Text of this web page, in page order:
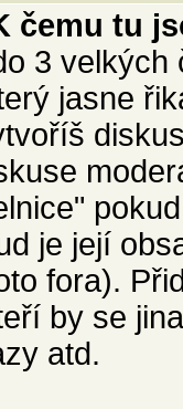
čemu tu
3
jasne
je její
fora).
by se
atd.